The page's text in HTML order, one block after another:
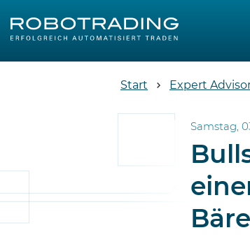
Start Expert
Samstag,